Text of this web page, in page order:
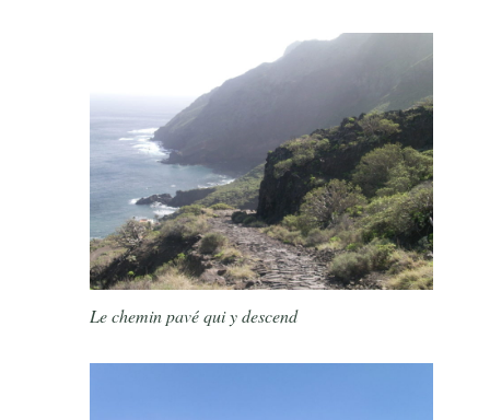
Le chemin pavé qui y descend